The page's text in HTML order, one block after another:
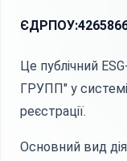
ЄДРПОУ:
Це публічний
ГРУПП" у
реєстрації.
Основний вид